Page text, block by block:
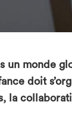
un monde
doit
la